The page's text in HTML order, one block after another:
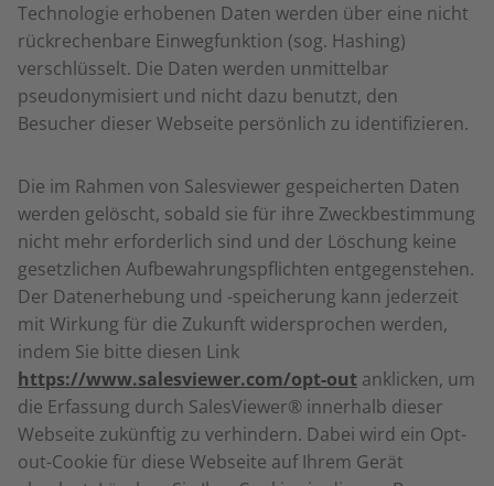
Technologie erhobenen Daten werden über eine nicht
rückrechenbare Einwegfunktion (sog. Hashing)
verschlüsselt. Die Daten werden unmittelbar
pseudonymisiert und nicht dazu benutzt, den
Besucher dieser Webseite persönlich zu identifizieren.
Die im Rahmen von Salesviewer gespeicherten Daten
werden gelöscht, sobald sie für ihre Zweckbestimmung
nicht mehr erforderlich sind und der Löschung keine
gesetzlichen Aufbewahrungspflichten entgegenstehen.
Der Datenerhebung und -speicherung kann jederzeit
mit Wirkung für die Zukunft widersprochen werden,
indem Sie bitte diesen Link
https://www.salesviewer.com/opt-out anklicken, um
die Erfassung durch SalesViewer® innerhalb dieser
Webseite zukünftig zu verhindern. Dabei wird ein Opt-
out-Cookie für diese Webseite auf Ihrem Gerät